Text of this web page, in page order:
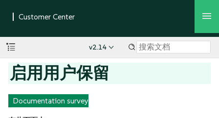
v2.14
启用用户保留
Documentation survey